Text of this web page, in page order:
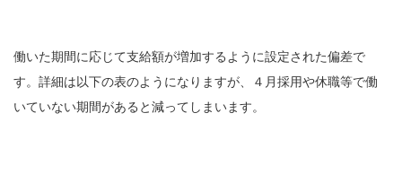
働いた期間に応じて支給額が増加するように設定された偏差で
す。詳細は以下の表のようになりますが、４月採用や休職等で働
いていない期間があると減ってしまいます。